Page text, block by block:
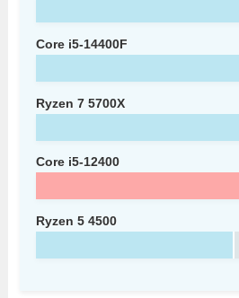
Core i5-14400F
Ryzen 7 5700X
Core i5-12400
Ryzen 5 4500